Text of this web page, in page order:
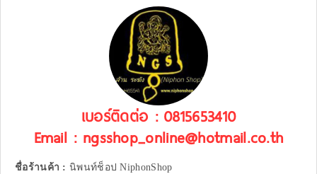
เบอร์ติดต่อ : 0815653410
Email : ngsshop_online@hotmail.co.th
ชื่อร้านค้า : นิพนท์ช็อป NiphonShop